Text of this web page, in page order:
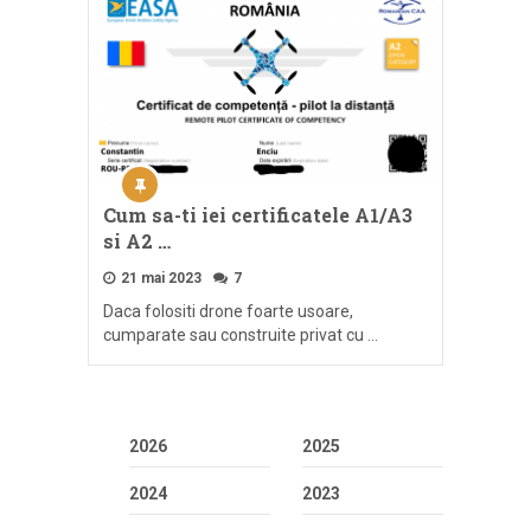
Cum sa-ti iei certificatele A1/A3
si A2 …
21 mai 2023 7
Daca folositi drone foarte usoare,
cumparate sau construite privat cu …
2026 2025
2024 2023